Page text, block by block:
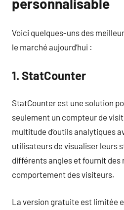
Voici quelques-uns des
le marché aujourd’hui :
1. StatCounter
StatCounter est une solution
seulement un compteur de
multitude d’outils analytiques
utilisateurs de visualiser leurs
différents angles et fournit des
comportement des visiteurs.
La version gratuite est limitée